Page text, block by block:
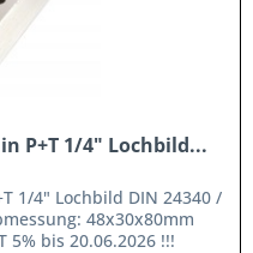
P+T 1/4" Lochbild...
1/4" Lochbild DIN 24340 /
48x30x80mm
5% bis 20.06.2026 !!!